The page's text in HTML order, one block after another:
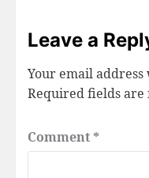
Leave a
Your email
Required fields are
Comment *